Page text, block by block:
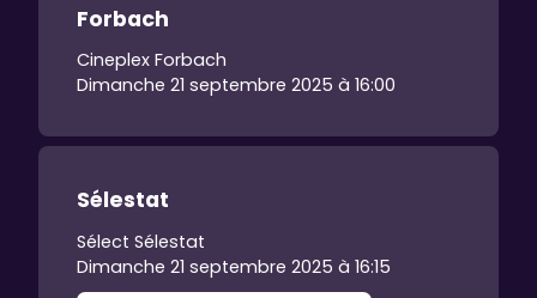
Forbach
Cineplex Forbach
Dimanche 21 septembre 2025 à 16:00
Sélestat
Sélect Sélestat
Dimanche 21 septembre 2025 à 16:15